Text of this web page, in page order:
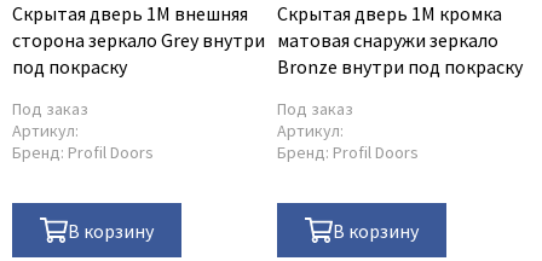
Скрытая дверь 1M внешняя
сторона зеркало Grey внутри
под покраску
Под заказ
Артикул:
Бренд: Profil Doors
В корзину
Скрытая дверь 1M кромка
матовая снаружи зеркало
Bronze внутри под покраску
Под заказ
Артикул:
Бренд: Profil Doors
В корзину